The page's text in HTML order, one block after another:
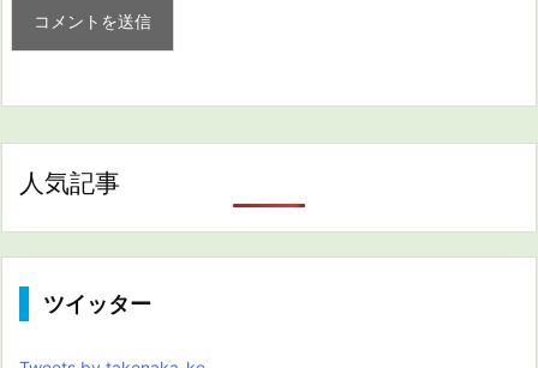
人気記事
ツイッター